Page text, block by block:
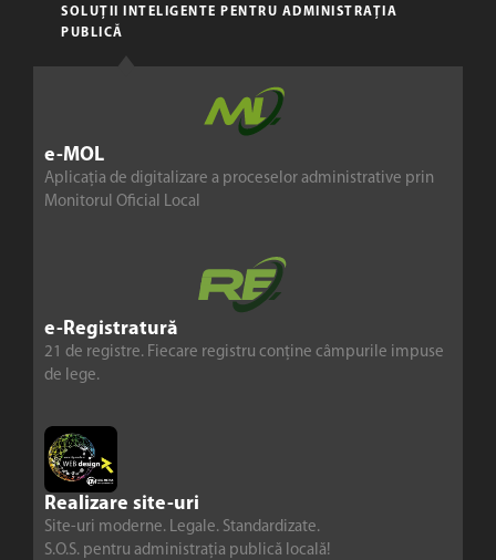
e-MOL
Aplicația de digitalizare a proceselor administrative prin
Monitorul Oficial Local
e-Registratură
21 de registre. Fiecare registru conține câmpurile impuse
de lege.
Realizare site-uri
Site-uri moderne. Legale. Standardizate.
S.O.S. pentru administrația publică locală!
SOLUȚII INTELIGENTE PENTRU ADMINISTRAȚIA
PUBLICĂ